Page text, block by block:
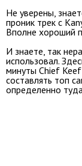
Не уверены,
проник трек с
Вполне хороший
И знаете, так
использовал.
минуты Chief Keef
составлять топ
определенно